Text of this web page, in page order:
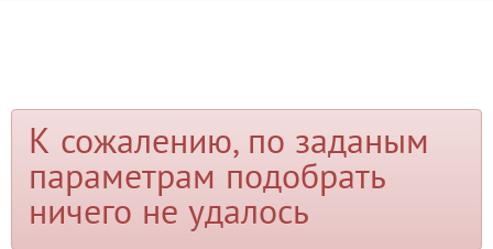
К сожалению, по заданым
параметрам подобрать
ничего не удалось